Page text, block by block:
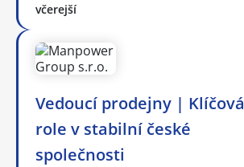
včerejší
Vedoucí prodejny | Klíčová
role v stabilní české
společnosti